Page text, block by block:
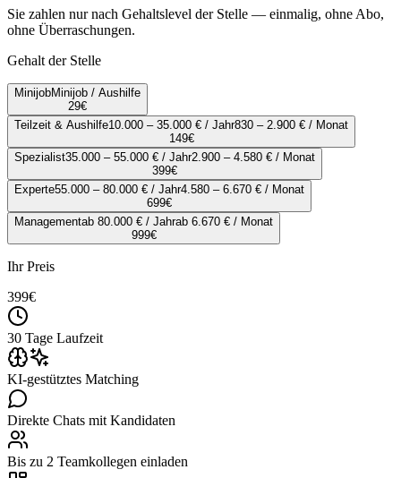
Sie zahlen nur nach Gehaltslevel der Stelle — einmalig, ohne Abo,
ohne Überraschungen.
Gehalt der Stelle
MinijobMinijob / Aushilfe
29€
Teilzeit & Aushilfe10.000 – 35.000 € / Jahr830 – 2.900 € / Monat
149€
Spezialist35.000 – 55.000 € / Jahr2.900 – 4.580 € / Monat
399€
Experte55.000 – 80.000 € / Jahr4.580 – 6.670 € / Monat
699€
Managementab 80.000 € / Jahrab 6.670 € / Monat
999€
Ihr Preis
399€
30 Tage Laufzeit
KI-gestütztes Matching
Direkte Chats mit Kandidaten
Bis zu 2 Teamkollegen einladen